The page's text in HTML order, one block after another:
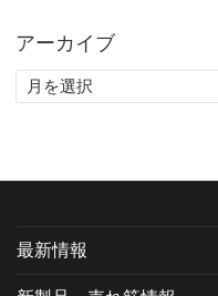
アーカイブ
ア
最新情報